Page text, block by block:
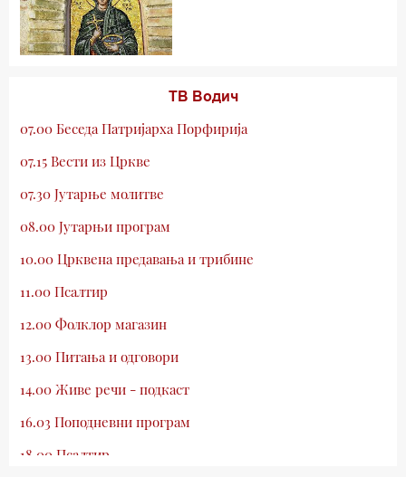
ТВ Водич
07.00 Беседа Патријарха Порфирија
07.15 Вести из Цркве
07.30 Јутарње молитве
08.00 Јутарњи програм
10.00 Црквена предавања и трибине
11.00 Псалтир
12.00 Фолклор магазин
13.00 Питања и одговори
14.00 Живе речи - подкаст
16.03 Поподневни програм
18.00 Псалтир